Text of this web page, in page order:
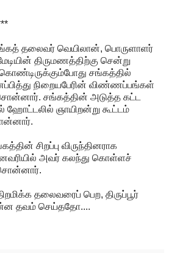
சங்கத் தலைவர் வெயிலான், பொருளாளர்
திருமணத்திற்கு சென்று
சங்கத்தில்
நிறையபேரின் விண்ணப்பங்கள்
சொன்னார். சங்கத்தின் அடுத்த கட்ட
ஹோட்டலில் ஞாயிறன்று கூட்டம்
சிறப்பு விருந்தினராக
அவர் கலந்து கொள்ளச்
சொன்னார்.
தலைவரைப் பெற, திருப்பூர்
தவம் செய்ததோ....